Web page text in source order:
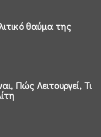
θαύμα της
Πώς Λειτουργεί, Τι